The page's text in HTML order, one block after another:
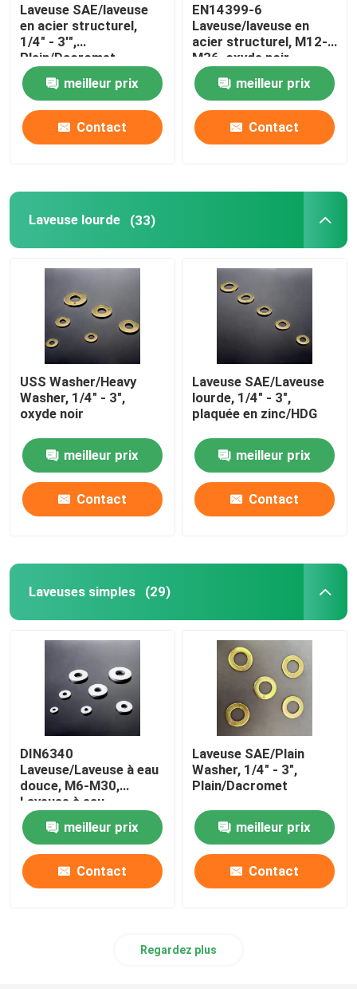
Contrôle de la qualité
Demande de soumission
Laveuse en acier plat
Machines à laver en acier
Laveuse lourde
Laveuses simples
Machines à laver à l'eau chauffée
Laveuse galvanisée à chaud
Laveuses à haute traction
Machines à laver en acier
Laveuses non standard
Laveuse SAE/laveuse
en acier structurel,
1/4" - 3'",
Plain/Dacromet
meilleur prix
Contact
EN14399-6
Laveuse/laveuse en
acier structurel, M12-
M36, oxyde noir
meilleur prix
Contact
Laveuse lourde (33)
USS Washer/Heavy
Washer, 1/4" - 3",
oxyde noir
meilleur prix
Contact
Laveuse SAE/Laveuse
lourde, 1/4" - 3",
plaquée en zinc/HDG
meilleur prix
Contact
Laveuses simples (29)
DIN6340
Laveuse/Laveuse à eau
douce, M6-M30,
Laveuse à eau
douce/Dacromet
meilleur prix
Contact
Laveuse SAE/Plain
Washer, 1/4" - 3",
Plain/Dacromet
meilleur prix
Contact
Regardez plus